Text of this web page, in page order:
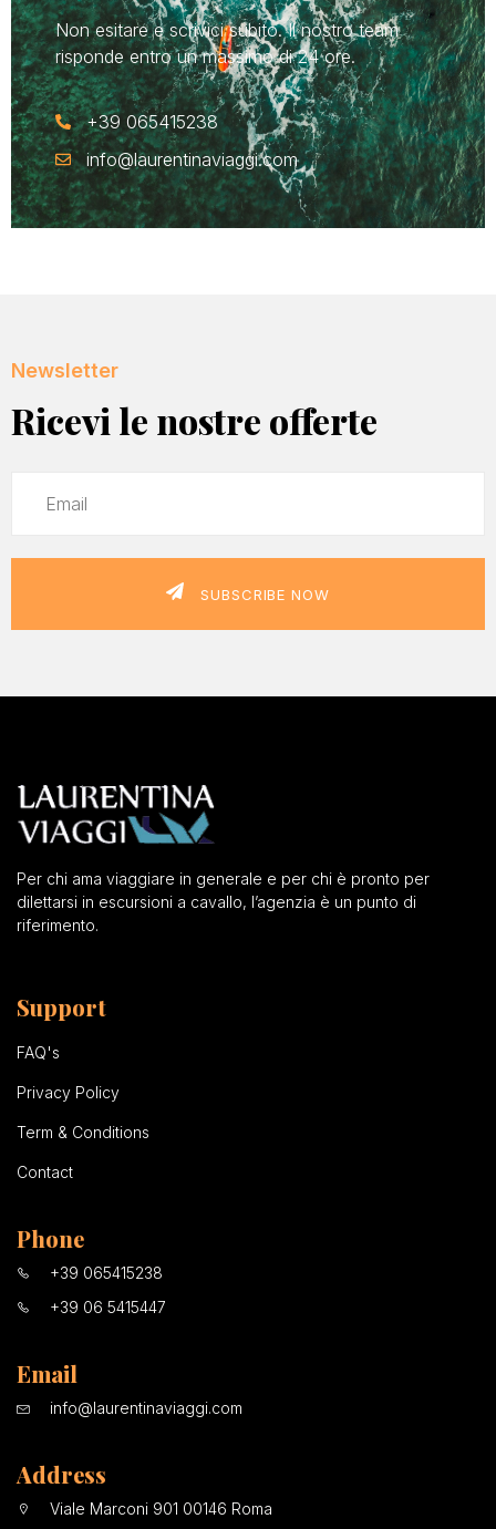
Non esitare e scrivici subito. Il nostro team
risponde entro un massimo di 24 ore.
+39 065415238
info@laurentinaviaggi.com
Newsletter
Ricevi le nostre offerte
SUBSCRIBE NOW
Per chi ama viaggiare in generale e per chi è pronto per
dilettarsi in escursioni a cavallo, l’agenzia è un punto di
riferimento.
Support
FAQ's
Privacy Policy
Term & Conditions
Contact
Phone
+39 065415238
+39 06 5415447
Email
info@laurentinaviaggi.com
Address
Viale Marconi 901 00146 Roma